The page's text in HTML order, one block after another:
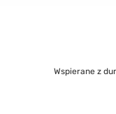
Wspierane z